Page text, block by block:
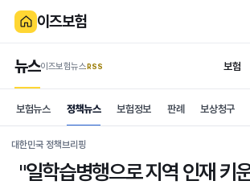
이즈보험
보험
뉴스이즈보험뉴스.RSS
is보험
News
보험뉴스 정책뉴스 보험정보 판례 보상청구
대한민국 정책브리핑
"일학습병행으로 지역 인재 키